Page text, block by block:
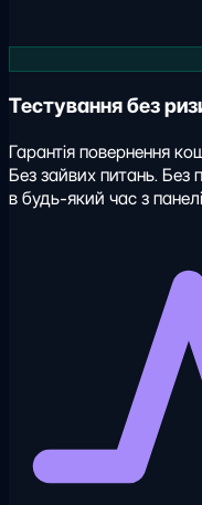
Тестування без
Гарантія повернення
Без зайвих питань. Без
в будь-який час з